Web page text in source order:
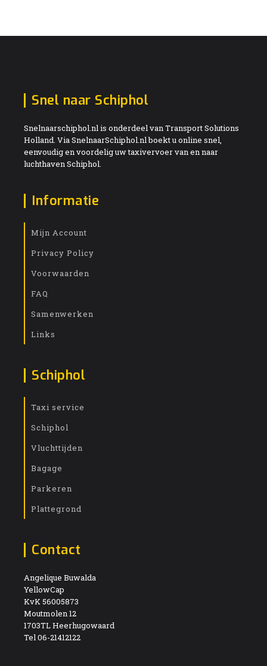
Snel naar Schiphol
Snelnaarschiphol.nl is onderdeel van Transport Solutions
Holland. Via SnelnaarSchiphol.nl boekt u online snel,
eenvoudig en voordelig uw taxivervoer van en naar
luchthaven Schiphol.
Informatie
Mijn Account
Privacy Policy
Voorwaarden
FAQ
Samenwerken
Links
Schiphol
Taxi service
Schiphol
Vluchttijden
Bagage
Parkeren
Plattegrond
Contact
Angelique Buwalda
YellowCap
KvK 56005873
Moutmolen 12
1703TL Heerhugowaard
Tel 06-21412122